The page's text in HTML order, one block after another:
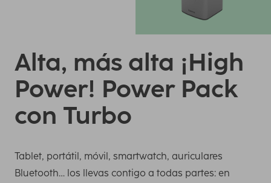
Alta, más alta ¡High
Power! Power Pack
con Turbo
Tablet, portátil, móvil, smartwatch, auriculares
Bluetooth… los llevas contigo a todas partes: en